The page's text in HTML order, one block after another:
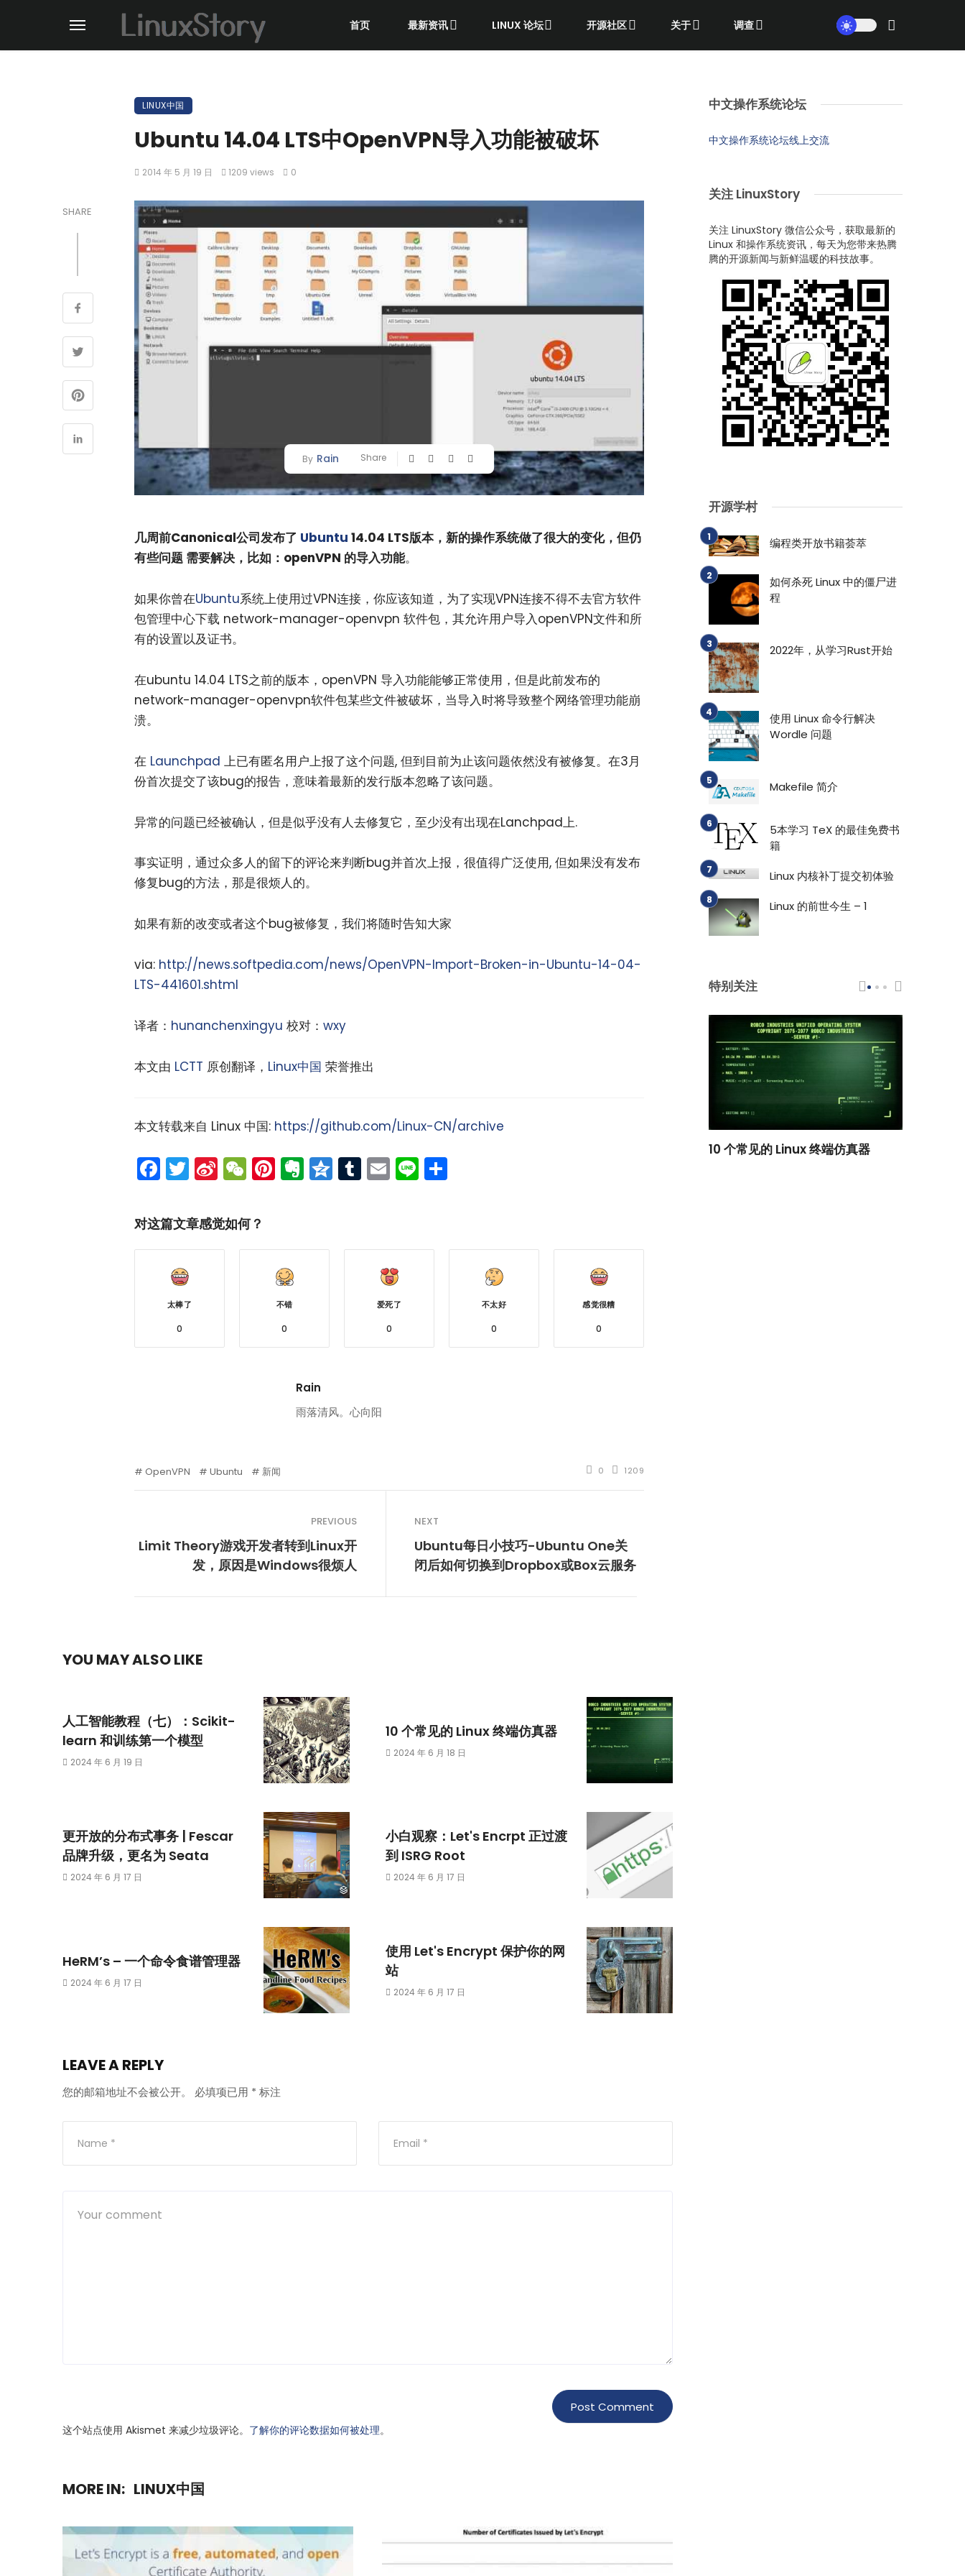
首页 最新资讯 LINUX 论坛 开源社区 关于 调查
LINUX中国
Ubuntu 14.04 LTS中OpenVPN导入功能被破坏
2014 年 5 月 19 日 1209 views 0
SHARE
By Rain Share
几周前Canonical公司发布了 Ubuntu 14.04 LTS版本，新的操作系统做了很大的变化，但仍
有些问题 需要解决，比如：openVPN 的导入功能。
如果你曾在Ubuntu系统上使用过VPN连接，你应该知道，为了实现VPN连接不得不去官方软件
包管理中心下载 network-manager-openvpn 软件包，其允许用户导入openVPN文件和所
有的设置以及证书。
在ubuntu 14.04 LTS之前的版本，openVPN 导入功能能够正常使用，但是此前发布的
network-manager-openvpn软件包某些文件被破坏，当导入时将导致整个网络管理功能崩
溃。
在 Launchpad 上已有匿名用户上报了这个问题, 但到目前为止该问题依然没有被修复。在3月
份首次提交了该bug的报告，意味着最新的发行版本忽略了该问题。
异常的问题已经被确认，但是似乎没有人去修复它，至少没有出现在Lanchpad上.
事实证明，通过众多人的留下的评论来判断bug并首次上报，很值得广泛使用, 但如果没有发布
修复bug的方法，那是很烦人的。
如果有新的改变或者这个bug被修复，我们将随时告知大家
via: http://news.softpedia.com/news/OpenVPN-Import-Broken-in-Ubuntu-14-04-
LTS-441601.shtml
译者： hunanchenxingyu 校对： wxy
本文由 LCTT 原创翻译， Linux中国 荣誉推出
本文转载来自 Linux 中国: https://github.com/Linux-CN/archive
Facebook
Twitter
SinaWeChat
Pinterest
Evernote
Qzone
Tumblr
Email
Line
对这篇文章感觉如何？
太棒了
0
不错
0
爱死了
0
不太好
0
感觉很糟
0
Rain
雨落清风。心向阳
OpenVPN Ubuntu 新闻 0 1209
PREVIOUS
Limit Theory游戏开发者转到Linux开
发，原因是Windows很烦人
NEXT
Ubuntu每日小技巧-Ubuntu One关
闭后如何切换到Dropbox或Box云服务
YOU MAY ALSO LIKE
人工智能教程（七）：Scikit-
learn 和训练第一个模型
2024 年 6 月 19 日
10 个常见的 Linux 终端仿真器
2024 年 6 月 18 日
更开放的分布式事务 | Fescar
品牌升级，更名为 Seata
2024 年 6 月 17 日
小白观察：Let's Encrpt 正过渡
到 ISRG Root
2024 年 6 月 17 日
HeRM’s – 一个命令食谱管理器
2024 年 6 月 17 日
使用 Let's Encrypt 保护你的网
站
2024 年 6 月 17 日
LEAVE A REPLY
您的邮箱地址不会被公开。 必填项已用 * 标注
这个站点使用 Akismet 来减少垃圾评论。 了解你的评论数据如何被处理。
MORE IN: LINUX中国
中文操作系统论坛
中文操作系统论坛线上交流
关注 LinuxStory
关注 LinuxStory 微信公众号，获取最新的
Linux 和操作系统资讯，每天为您带来热腾
腾的开源新闻与新鲜温暖的科技故事。
开源学村
编程类开放书籍荟萃
如何杀死 Linux 中的僵尸进
程
2022年，从学习Rust开始
使用 Linux 命令行解决
Wordle 问题
Makefile 简介
5本学习 TeX 的最佳免费书
籍
Linux 内核补丁提交初体验
Linux 的前世今生 – 1
特别关注
过渡到 ISRG Root
10 个常见的 Linux 终端仿真器